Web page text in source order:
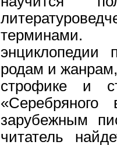
терминами.
энциклопедии
родам и
строфике и
«Серебряного
зарубежным
читатель